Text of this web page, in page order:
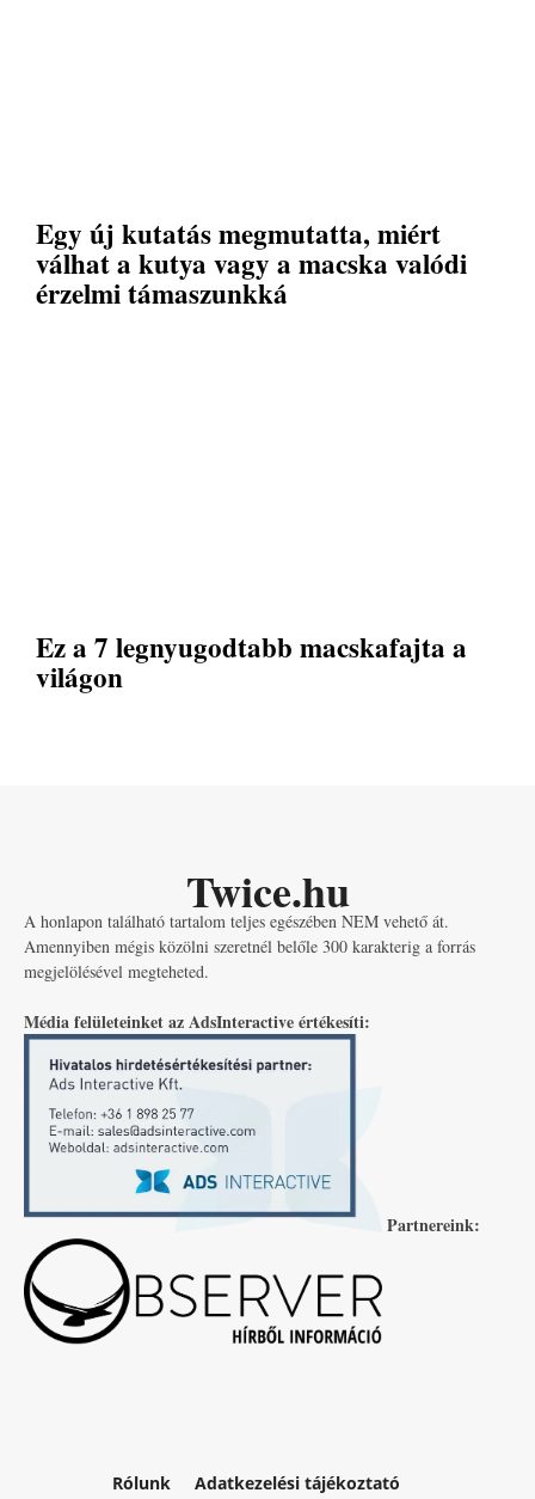
Egy új kutatás megmutatta, miért
válhat a kutya vagy a macska valódi
érzelmi támaszunkká
Ez a 7 legnyugodtabb macskafajta a
világon
Twice.hu
A honlapon található tartalom teljes egészében NEM vehető át.
Amennyiben mégis közölni szeretnél belőle 300 karakterig a forrás
megjelölésével megteheted.
Média felületeinket az AdsInteractive értékesíti:
Partnereink:
Rólunk Adatkezelési tájékoztató